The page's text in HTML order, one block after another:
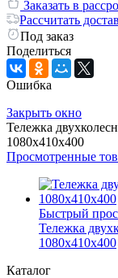
Заказать в
Рассчитать
Под заказ
Поделиться
Ошибка
Закрыть окно
Тележка
1080x410x400
Просмотренные
Быстрый
Тележка
1080x410x400
Каталог